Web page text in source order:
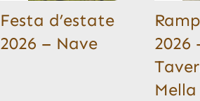
Festa d’estate
2026 – Nave
2026
Mella